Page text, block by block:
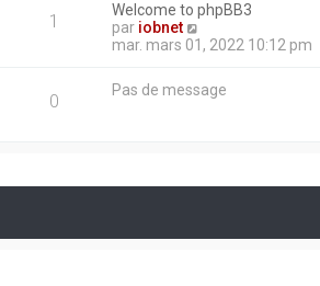
1
Welcome to phpBB3
par iobnet
o
l
n
r
mar. mars 01, 2022 10:12 pm
0 Pas de message